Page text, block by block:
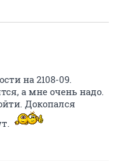
на 2108-09.
а мне очень надо.
Докопался